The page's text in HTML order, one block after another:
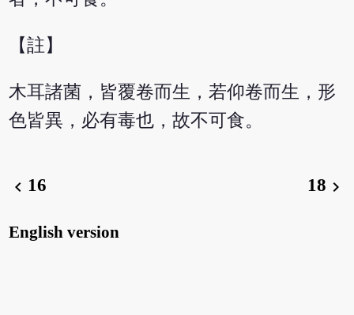
【註】
木耳諸菌，皆覆卷而生，若仰卷而生，形
色皆異，必有毒也，故不可食。
chevron_left 16 18 chevron_right
English version